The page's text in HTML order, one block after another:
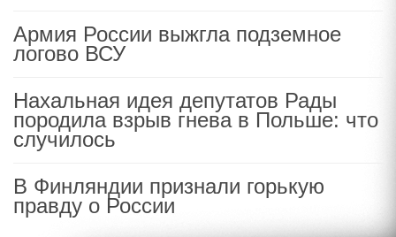
Армия России выжгла подземное
логово ВСУ
Нахальная идея депутатов Рады
породила взрыв гнева в Польше: что
случилось
В Финляндии признали горькую
правду о России